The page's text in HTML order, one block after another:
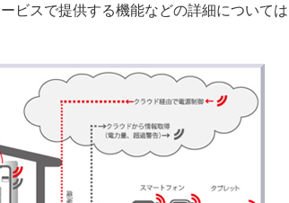
ビスで提供する機能などの詳細については